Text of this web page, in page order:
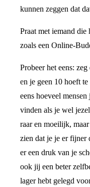
kunnen zeggen dat
Praat met iemand
zoals een Online-
Probeer het eens:
en je geen 10 hoeft
eens hoeveel
vinden als je wel
raar en moeilijk,
zien dat je je er fijner
er een druk van je
ook jij een beter
lager hebt gelegd